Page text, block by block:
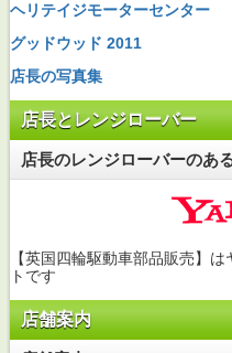
ヘリテイジモーターセンター
グッドウッド 2011
店長の写真集
店長とレンジローバー
店長のレンジローバーのあ
【英国四輪駆動車部品販売】
トです
店舗案内